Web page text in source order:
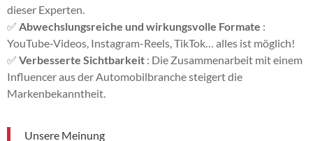
dieser Experten.
✅ Abwechslungsreiche und wirkungsvolle Formate :
YouTube-Videos, Instagram-Reels, TikTok… alles ist möglich!
✅ Verbesserte Sichtbarkeit : Die Zusammenarbeit mit einem
Influencer aus der Automobilbranche steigert die
Markenbekanntheit.
Unsere Meinung